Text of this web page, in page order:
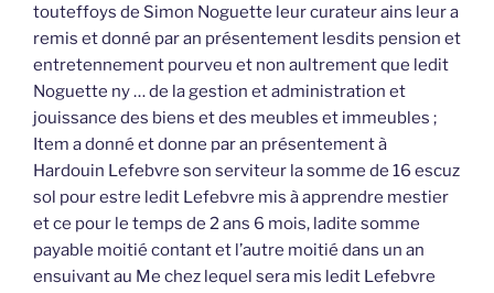
touteffoys de Simon Noguette leur curateur ains leur a
remis et donné par an présentement lesdits pension et
entretennement pourveu et non aultrement que ledit
Noguette ny … de la gestion et administration et
jouissance des biens et des meubles et immeubles ;
Item a donné et donne par an présentement à
Hardouin Lefebvre son serviteur la somme de 16 escuz
sol pour estre ledit Lefebvre mis à apprendre mestier
et ce pour le temps de 2 ans 6 mois, ladite somme
payable moitié contant et l’autre moitié dans un an
ensuivant au Me chez lequel sera mis ledit Lefebvre